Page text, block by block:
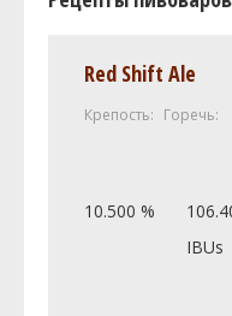
Red Shift Ale
Крепость: Горечь:
10.500 %
IBUs